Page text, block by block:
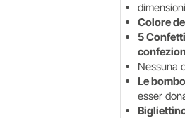
Colore
5 Confetti
Nessuna
Le
esser